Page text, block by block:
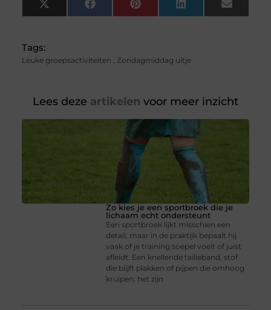
X
(Twitter)
FacebookPinterest LinkedIn Email
Tags:
Leuke groepsactiviteiten , Zondagmiddag uitje
Lees deze artikelen voor meer inzicht
Zo kies je een sportbroek die je
lichaam echt ondersteunt
Een sportbroek lijkt misschien een
detail, maar in de praktijk bepaalt hij
vaak of je training soepel voelt of juist
afleidt. Een knellende tailleband, stof
die blijft plakken of pijpen die omhoog
kruipen: het zijn